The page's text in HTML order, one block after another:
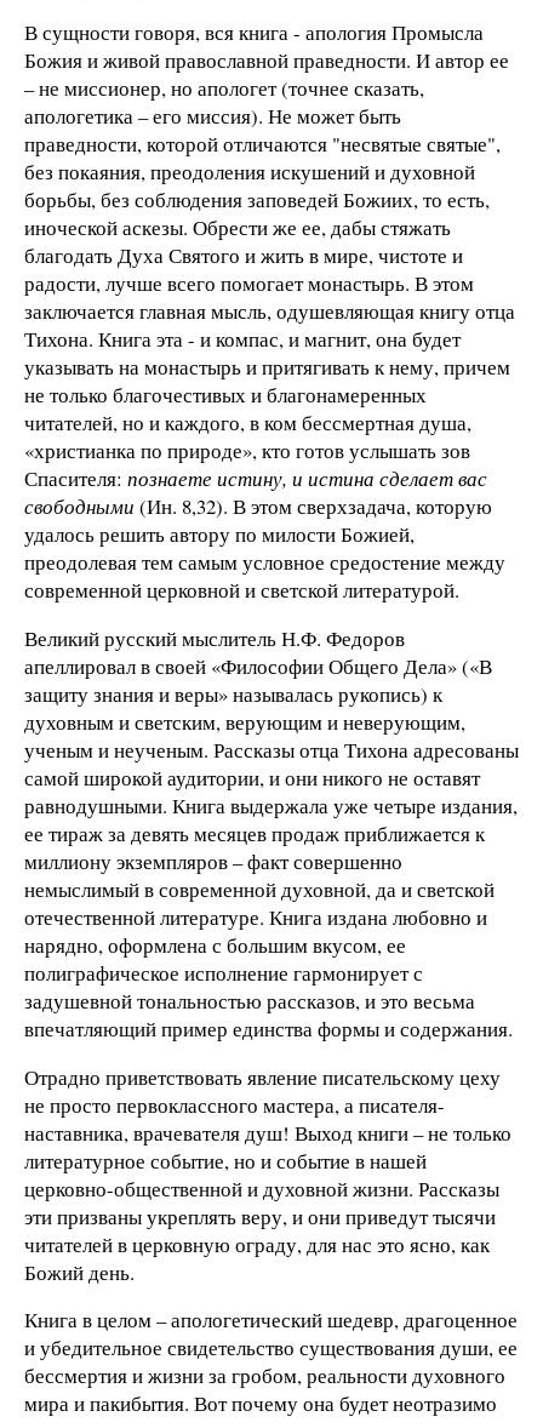
В сущности говоря, вся книга - апология Промысла
Божия и живой православной праведности. И автор ее
– не миссионер, но апологет (точнее сказать,
апологетика – его миссия). Не может быть
праведности, которой отличаются "несвятые святые",
без покаяния, преодоления искушений и духовной
борьбы, без соблюдения заповедей Божиих, то есть,
иноческой аскезы. Обрести же ее, дабы стяжать
благодать Духа Святого и жить в мире, чистоте и
радости, лучше всего помогает монастырь. В этом
заключается главная мысль, одушевляющая книгу отца
Тихона. Книга эта - и компас, и магнит, она будет
указывать на монастырь и притягивать к нему, причем
не только благочестивых и благонамеренных
читателей, но и каждого, в ком бессмертная душа,
«христианка по природе», кто готов услышать зов
Спасителя: познаете истину, и истина сделает вас
свободными (Ин. 8,32). В этом сверхзадача, которую
удалось решить автору по милости Божией,
преодолевая тем самым условное средостение между
современной церковной и светской литературой.
Великий русский мыслитель Н.Ф. Федоров
апеллировал в своей «Философии Общего Дела» («В
защиту знания и веры» называлась рукопись) к
духовным и светским, верующим и неверующим,
ученым и неученым. Рассказы отца Тихона адресованы
самой широкой аудитории, и они никого не оставят
равнодушными. Книга выдержала уже четыре издания,
ее тираж за девять месяцев продаж приближается к
миллиону экземпляров – факт совершенно
немыслимый в современной духовной, да и светской
отечественной литературе. Книга издана любовно и
нарядно, оформлена с большим вкусом, ее
полиграфическое исполнение гармонирует с
задушевной тональностью рассказов, и это весьма
впечатляющий пример единства формы и содержания.
Отрадно приветствовать явление писательскому цеху
не просто первоклассного мастера, а писателя-
наставника, врачевателя душ! Выход книги – не только
литературное событие, но и событие в нашей
церковно-общественной и духовной жизни. Рассказы
эти призваны укреплять веру, и они приведут тысячи
читателей в церковную ограду, для нас это ясно, как
Божий день.
Книга в целом – апологетический шедевр, драгоценное
и убедительное свидетельство существования души, ее
бессмертия и жизни за гробом, реальности духовного
мира и пакибытия. Вот почему она будет неотразимо